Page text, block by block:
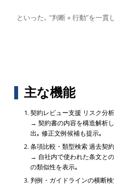
といった､ “判断＋行動”を一貫
主な機能
契約レビュー支援 リスク分
→ 契約書の内容を構造解析
出｡ 修正文例候補も提示｡
条項比較・類型検索 過去契
→ 自社内で使われた条文と
の類似性を表示｡
判例・ガイドラインの横断